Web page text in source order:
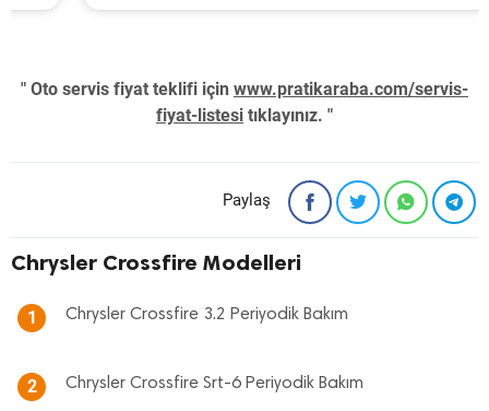
" Oto servis fiyat teklifi için www.pratikaraba.com/servis-
fiyat-listesi tıklayınız. "
Paylaş
Chrysler Crossfire Modelleri
1 Chrysler Crossfire 3.2 Periyodik Bakım
2 Chrysler Crossfire Srt-6 Periyodik Bakım